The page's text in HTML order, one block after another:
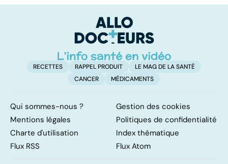
également
touché
RECETTES RAPPEL PRODUIT
LE MAG DE LA SANTÉ
CANCER
MÉDICAMENTS
Qui sommes-nous ?
Gestion des cookies
Mentions légales
Politiques de confidentialité
Charte d'utilisation
Index thématique
Flux RSS
Flux Atom